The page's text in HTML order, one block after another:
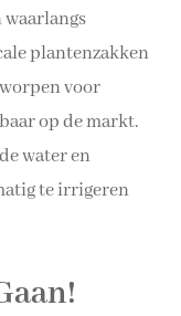
plantenzakken
voor
op de markt.
water en
te irrigeren